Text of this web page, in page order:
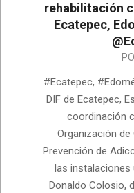
rehabilitación
Ecatepec,
#Ecatepec,
DIF de Ecatepec,
coordinación
Organización
Prevención de
las instalaciones
Donaldo Colosio,